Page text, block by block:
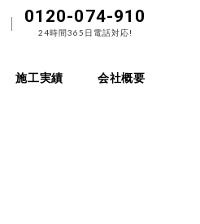
0120-074-910
24時間365日電話対応!
施工実績 会社概要